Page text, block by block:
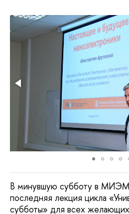
В минувшую субботу в МИЭМ
последняя лекция цикла
субботы» для всех